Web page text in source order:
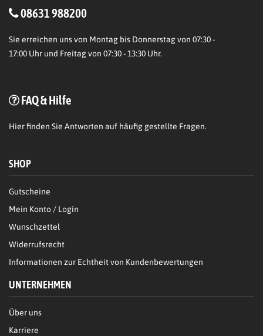
08631 988200
Sie erreichen uns von Montag bis Donnerstag von 07:30 -
17:00 Uhr und Freitag von 07:30 - 13:30 Uhr.
FAQ & Hilfe
Hierfinden Sie Antworten auf häufig gestellte Fragen.
SHOP
Gutscheine
Mein Konto / Login
Wunschzettel
Widerrufsrecht
Informationen zur Echtheit von Kundenbewertungen
UNTERNEHMEN
Über uns
Karriere